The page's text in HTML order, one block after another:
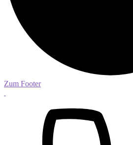
Zum Footer